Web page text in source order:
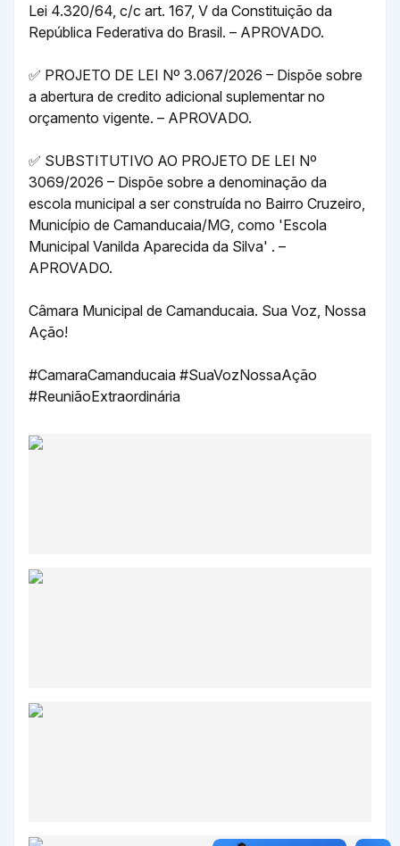
Lei 4.320/64, c/c art. 167, V da Constituição da
República Federativa do Brasil. – APROVADO.
✅ PROJETO DE LEI Nº 3.067/2026 – Dispõe sobre
a abertura de credito adicional suplementar no
orçamento vigente. – APROVADO.
✅ SUBSTITUTIVO AO PROJETO DE LEI Nº
3069/2026 – Dispõe sobre a denominação da
escola municipal a ser construída no Bairro Cruzeiro,
Município de Camanducaia/MG, como 'Escola
Municipal Vanilda Aparecida da Silva' . –
APROVADO.
Câmara Municipal de Camanducaia. Sua Voz, Nossa
Ação!
#CamaraCamanducaia #SuaVozNossaAção
#ReuniãoExtraordinária